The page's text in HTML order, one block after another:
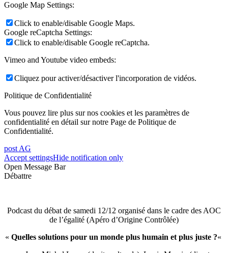
Google Map Settings:
Click to enable/disable Google Maps.
Google reCaptcha Settings:
Click to enable/disable Google reCaptcha.
Vimeo and Youtube video embeds:
Cliquez pour activer/désactiver l'incorporation de vidéos.
Politique de Confidentialité
Vous pouvez lire plus sur nos cookies et les paramètres de
confidentialité en détail sur notre Page de Politique de
Confidentialité.
post AG
Accept settingsHide notification only
Open Message Bar
Débattre
Podcast du débat de samedi 12/12 organisé dans le cadre des AOC
de l’égalité (Apéro d’Origine Contrôlée)
« Quelles solutions pour un monde plus humain et plus juste ?«